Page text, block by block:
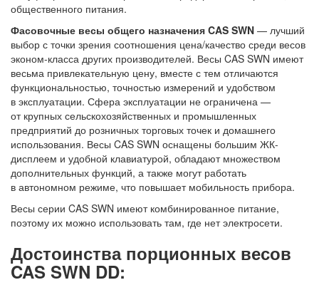
общественного питания.
Фасовочные весы общего назначения CAS SWN — лучший
выбор с точки зрения соотношения цена/качество среди весов
эконом-класса других производителей. Весы CAS SWN имеют
весьма привлекательную цену, вместе с тем отличаются
функциональностью, точностью измерений и удобством
в эксплуатации. Сфера эксплуатации не ограничена —
от крупных сельскохозяйственных и промышленных
предприятий до розничных торговых точек и домашнего
использования. Весы CAS SWN оснащены большим ЖК-
дисплеем и удобной клавиатурой, обладают множеством
дополнительных функций, а также могут работать
в автономном режиме, что повышает мобильность прибора.
Весы серии CAS SWN имеют комбинированное питание,
поэтому их можно использовать там, где нет электросети.
Достоинства порционных весов
CAS SWN DD: